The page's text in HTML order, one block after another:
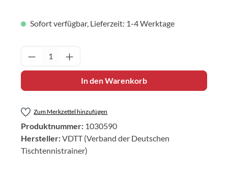
Sofort verfügbar, Lieferzeit: 1-4 Werktage
Produkt Anzahl: Gib den gewünschten
In den Warenkorb
Zum Merkzettel hinzufügen
Produktnummer: 1030590
Hersteller:VDTT (Verband der Deutschen
Tischtennistrainer)